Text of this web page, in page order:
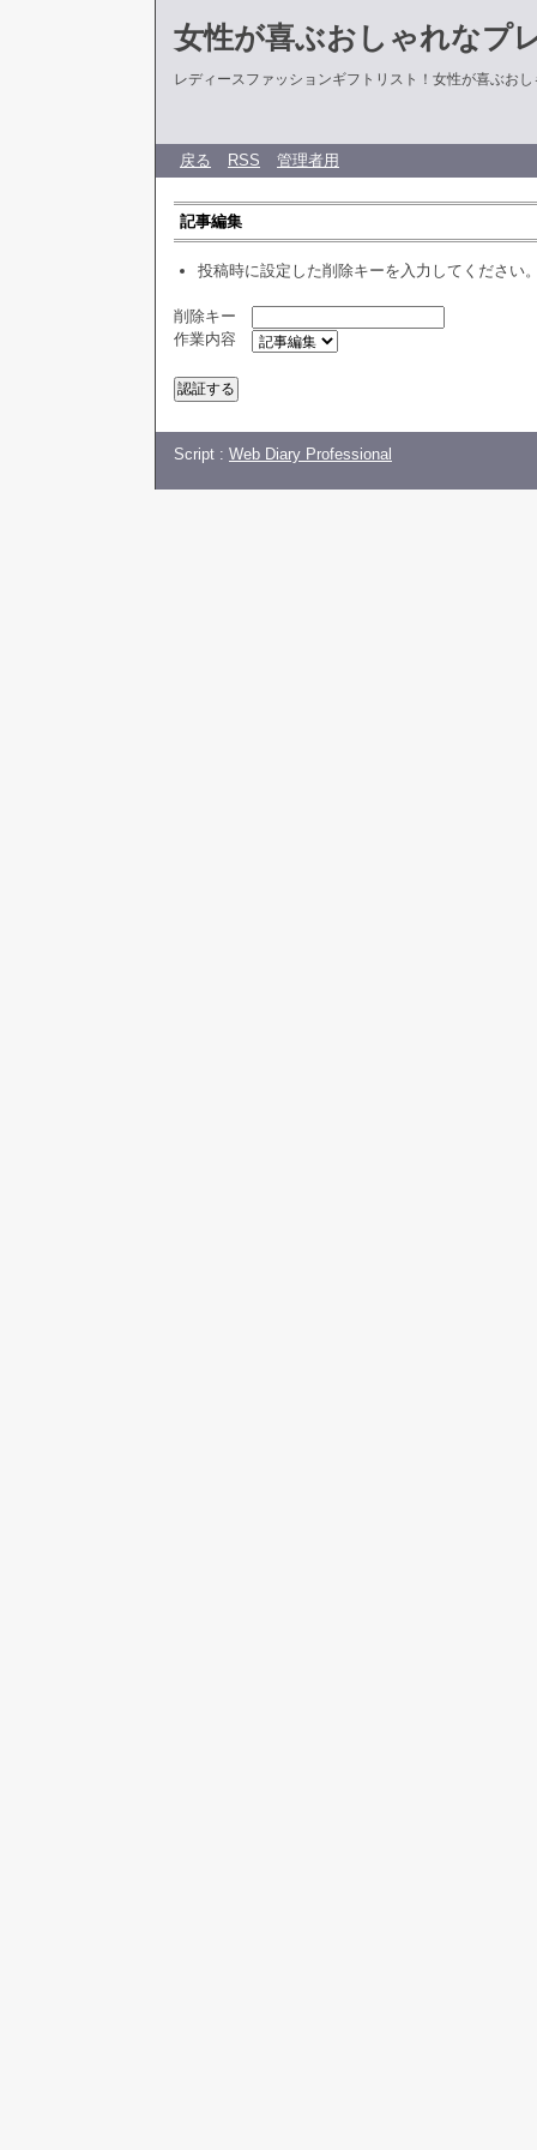
女性が喜ぶおしゃれなプ
レディースファッションギフトリスト！女性が喜ぶお
戻る RSS 管理者用
記事編集
投稿時に設定した削除キーを入力してください
削除キー
作業内容
Script : Web Diary Professional